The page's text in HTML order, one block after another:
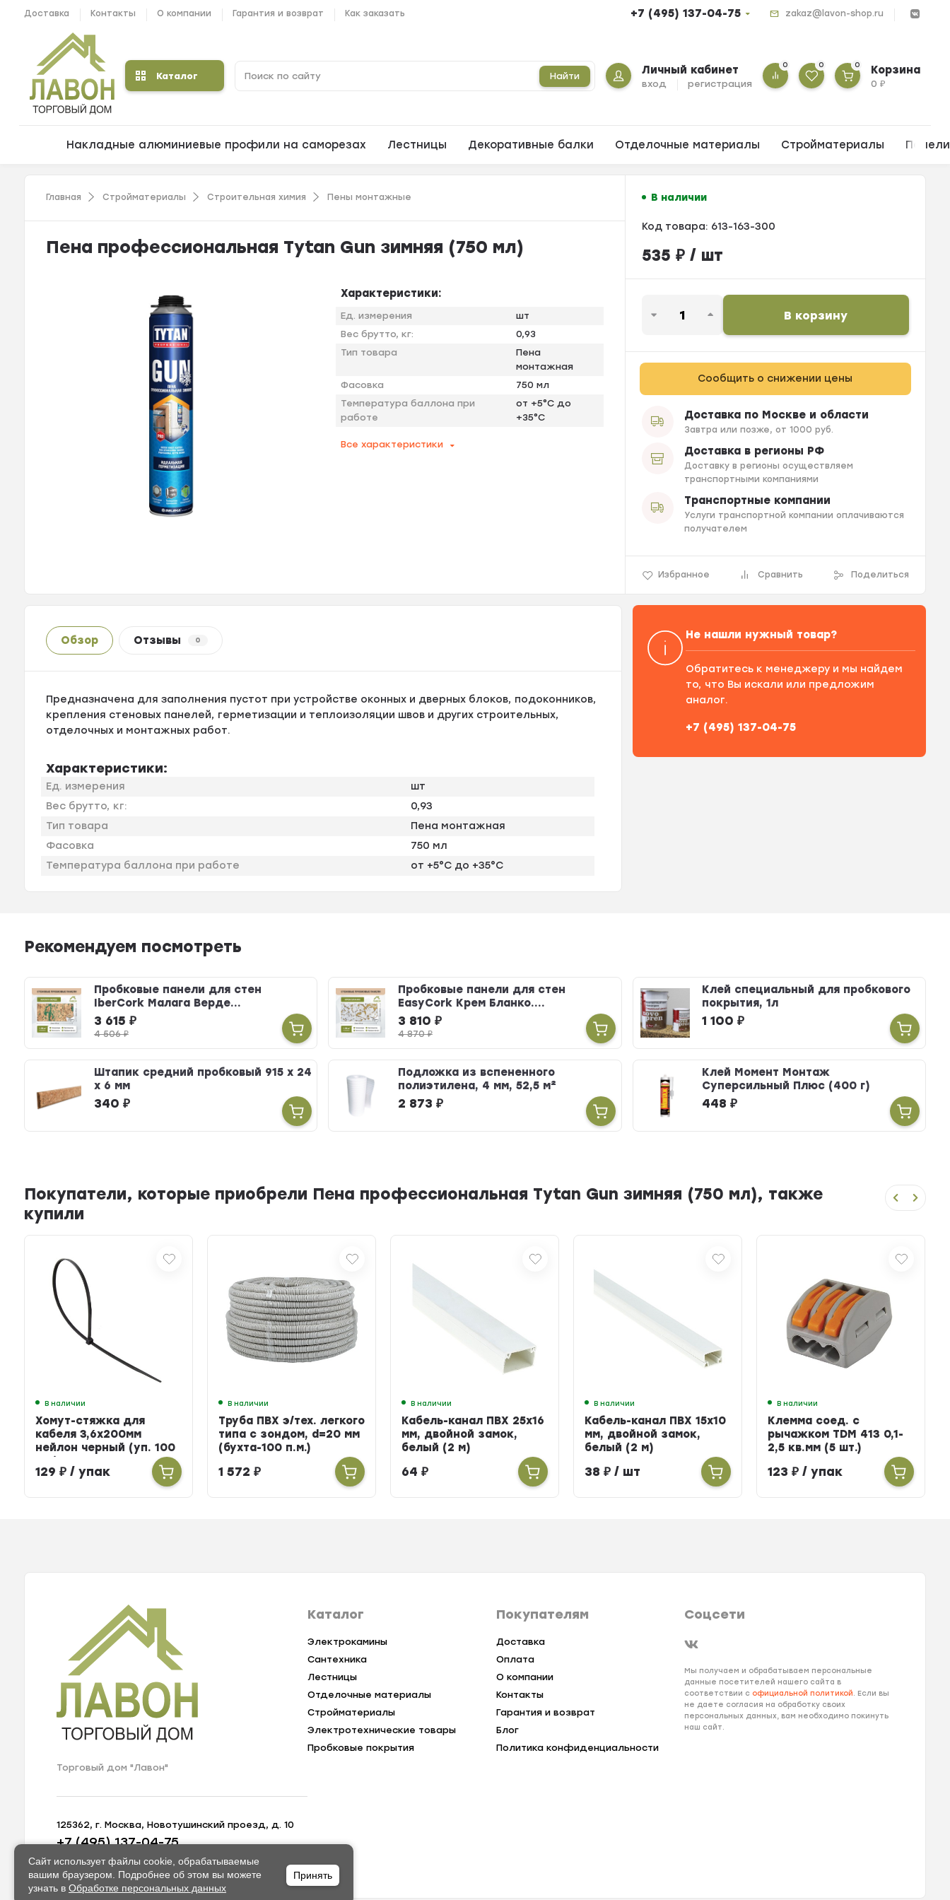
Доставка Контакты О компании Гарантия и возврат Как заказать +7 (495) 137-04-75 zakaz@lavon-shop.ru
Каталог Найти Личный кабинет
вход регистрация
0 0 0 Корзина
0₽
Накладные алюминиевые профили на саморезах Лестницы Декоративные балки Отделочные материалы Стройматериалы
Главная Стройматериалы Строительная химия Пены монтажные
Пена профессиональная Tytan Gun зимняя (750 мл)
Характеристики:
Ед. измерения
шт
Вес брутто, кг:
0,93
Тип товара
Пена
монтажная
Фасовка
750 мл
Температура баллона при
работе
от +5°C до
+35°C
Все характеристики
В наличии
Код товара: 613-163-300
535 ₽/ шт
В корзину
Сообщить о снижении цены
Доставка по Москве и области
Завтра или позже, от 1000 руб.
Доставка в регионы РФ
Доставку в регионы осуществляем
транспортными компаниями
Транспортные компании
Услуги транспортной компании оплачиваются
получателем
Избранное Сравнить Поделиться
Обзор Отзывы 0
Предназначена для заполнения пустот при устройстве оконных и дверных блоков, подоконников,
крепления стеновых панелей, герметизации и теплоизоляции швов и других строительных,
отделочных и монтажных работ.
Характеристики:
Ед. измерения
шт
Вес брутто, кг:
0,93
Тип товара
Пена монтажная
Фасовка
750 мл
Температура баллона при работе
от +5°C до +35°C
Не нашли нужный товар?
Обратитесь к менеджеру и мы найдем
то, что Вы искали или предложим
аналог.
+7 (495) 137-04-75
Рекомендуем посмотреть
Пробковые панели для стен
IberCork Малага Верде...
3 615 ₽
4 506₽
Пробковые панели для стен
EasyCork Крем Бланко....
3 810 ₽
4 870₽
Клей специальный для пробкового
покрытия, 1л
1 100 ₽
Штапик средний пробковый 915 х 24
х 6 мм
340 ₽
Подложка из вспененного
полиэтилена, 4 мм, 52,5 м²
2 873 ₽
Клей Момент Монтаж
Суперсильный Плюс (400 г)
448 ₽
Покупатели, которые приобрели Пена профессиональная Tytan Gun зимняя (750 мл), также
купили
В наличии
Хомут-стяжка для
кабеля 3,6х200мм
нейлон черный (уп. 100
шт.)
129₽ / упак
В наличии
Труба ПВХ э/тех. легкого
типа с зондом, d=20 мм
(бухта-100 п.м.)
1 572₽
В наличии
Кабель-канал ПВХ 25х16
мм, двойной замок,
белый (2 м)
64₽
В наличии
Кабель-канал ПВХ 15х10
мм, двойной замок,
белый (2 м)
38₽ / шт
В наличии
Клемма соед. с
рычажком TDM 413 0,1-
2,5 кв.мм (5 шт.)
123₽ / упак
Торговый дом "Лавон"
125362, г. Москва, Новотушинский проезд, д. 10
+7 (495) 137-04-75
zakaz@lavon-shop.ru
Каталог
Электрокамины
Сантехника
Лестницы
Отделочные материалы
Стройматериалы
Электротехнические товары
Пробковые покрытия
Покупателям
Доставка
Оплата
О компании
Контакты
Гарантия и возврат
Блог
Политика конфиденциальности
Соцсети
Мы получаем и обрабатываем персональные
данные посетителей нашего сайта в
соответствии с официальной политикой. Если вы
не даете согласия на обработку своих
персональных данных, вам необходимо покинуть
наш сайт.
Сайт использует файлы cookie, обрабатываемые
вашим браузером. Подробнее об этом вы можете
узнать в Обработке персональных данных
Принять